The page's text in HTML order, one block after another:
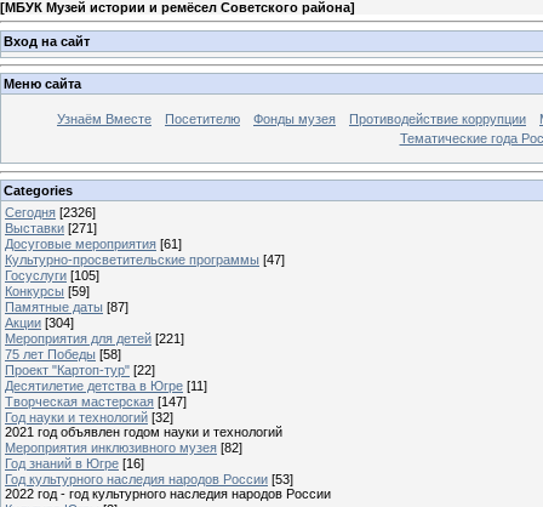
[МБУК Музей истории и ремёсел Советского района]
Вход на сайт
Меню сайта
Узнаём Вместе Посетителю Фонды музея Противодействие коррупции
Тематические года
Categories
Сегодня [2326]
Выставки [271]
Досуговые мероприятия [61]
Культурно-просветительские программы [47]
Госуслуги [105]
Конкурсы [59]
Памятные даты [87]
Акции [304]
Мероприятия для детей [221]
75 лет Победы [58]
Проект "Картоп-тур" [22]
Десятилетие детства в Югре [11]
Творческая мастерская [147]
Год науки и технологий [32]
2021 год объявлен годом науки и технологий
Мероприятия инклюзивного музея [82]
Год знаний в Югре [16]
Год культурного наследия народов России [53]
2022 год - год культурного наследия народов России